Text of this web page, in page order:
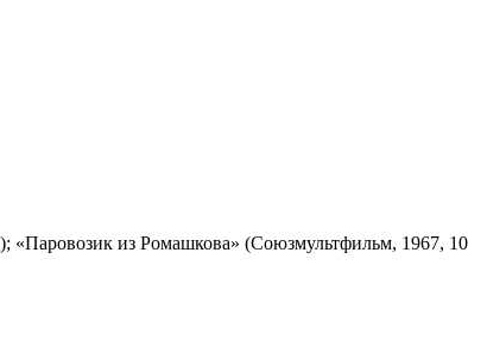
из Ромашкова» (Союзмультфильм, 1967, 10